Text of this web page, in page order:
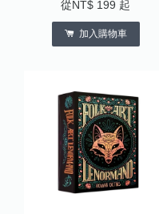
從 NT$ 199 起
加入購物車